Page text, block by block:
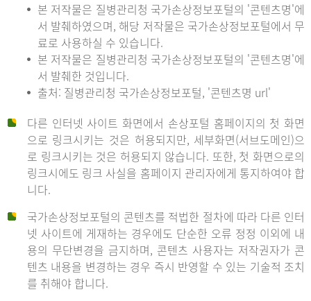
본 저작물은 질병관리청 국가손상정보포털의 '콘텐츠명'에
서 발췌하였으며, 해당 저작물은 국가손상정보포털에서 무
료로 사용하실 수 있습니다.
본 저작물은 질병관리청 국가손상정보포털의 '콘텐츠명'에
서 발췌한 것입니다.
출처: 질병관리청 국가손상정보포털, '콘텐츠명 url'
다른 인터넷 사이트 화면에서 손상포털 홈페이지의 첫 화면
으로 링크시키는 것은 허용되지만, 세부화면(서브도메인)으
로 링크시키는 것은 허용되지 않습니다. 또한, 첫 화면으로의
링크시에도 링크 사실을 홈페이지 관리자에게 통지하여야 합
니다.
국가손상정보포털의 콘텐츠를 적법한 절차에 따라 다른 인터
넷 사이트에 게재하는 경우에도 단순한 오류 정정 이외에 내
용의 무단변경을 금지하며, 콘텐츠 사용자는 저작권자가 콘
텐츠 내용을 변경하는 경우 즉시 반영할 수 있는 기술적 조치
를 취해야 합니다.